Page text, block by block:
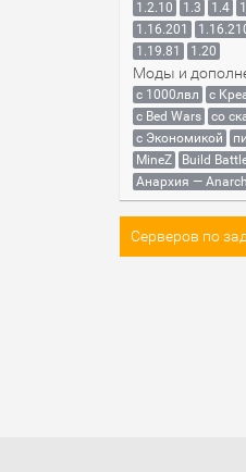
1.2.10
1.3 1.4
1.16.201
1.19.81
1.20
Моды и
с 1000лвл c
с Bed Wars
со
с Экономикой
MineZ
Build
Анархия —
Серверов по